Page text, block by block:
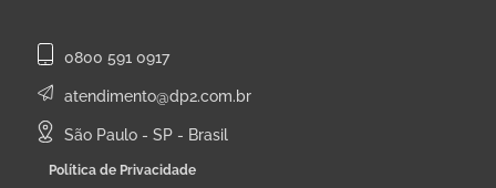
0800 591 0917
atendimento@dp2.com.br
São Paulo - SP - Brasil
Política de Privacidade